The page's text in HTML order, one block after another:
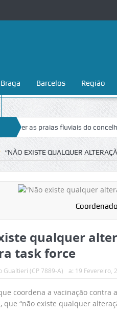
Braga Barcelos Região
praias fluviais do concelho
“NÃO EXISTE QUALQUER
qualquer
task force
Gualtieri (CP 7889-A) a: 19 Fevereiro,
coordena a vacinação contra
que “não existe qualquer